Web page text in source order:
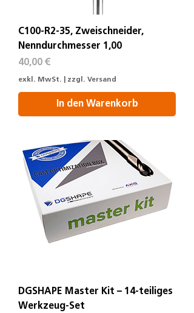
C100-R2-35, Zweischneider,
Nenndurchmesser 1,00
Preis
40,00 €
exkl. MwSt. zzgl. Versand
In den Warenkorb
DGSHAPE Master Kit – 14-teiliges
Werkzeug-Set